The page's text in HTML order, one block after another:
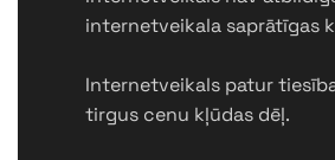
internetveikala saprātīgas
Internetveikals patur
tirgus cenu kļūdas dēļ.